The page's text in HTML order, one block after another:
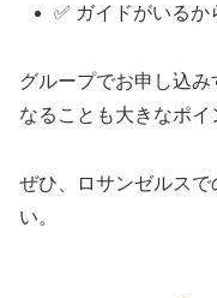
✅ ガイドがいる
グループでお申し込
なることも大きなポイ
ぜひ、ロサンゼルス
い。